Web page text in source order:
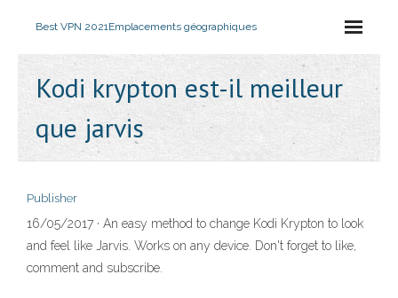
Best VPN 2021Emplacements géographiques
Kodi krypton est-il meilleur
que jarvis
Publisher
16/05/2017 · An easy method to change Kodi Krypton to look
and feel like Jarvis. Works on any device. Don't forget to like,
comment and subscribe.